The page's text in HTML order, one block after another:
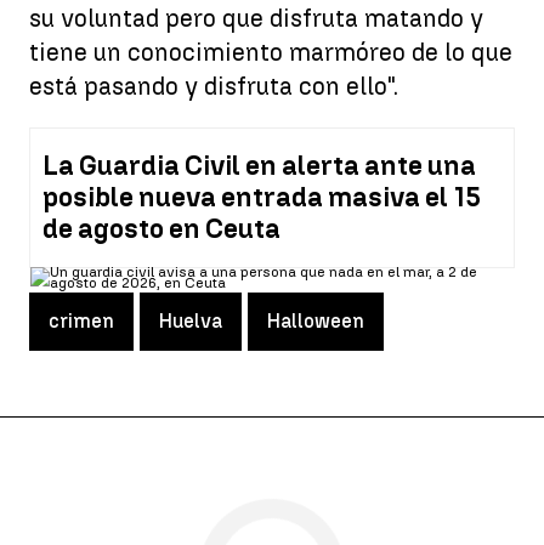
su voluntad pero que disfruta matando y
tiene un conocimiento marmóreo de lo que
está pasando y disfruta con ello".
La Guardia Civil en alerta ante una
posible nueva entrada masiva el 15
de agosto en Ceuta
crimen Huelva Halloween